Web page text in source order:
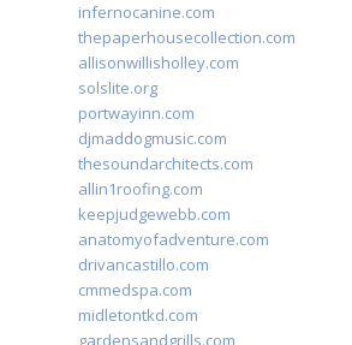
infernocanine.com
thepaperhousecollection.com
allisonwillisholley.com
solslite.org
portwayinn.com
djmaddogmusic.com
thesoundarchitects.com
allin1roofing.com
keepjudgewebb.com
anatomyofadventure.com
drivancastillo.com
cmmedspa.com
midletontkd.com
gardensandgrills.com